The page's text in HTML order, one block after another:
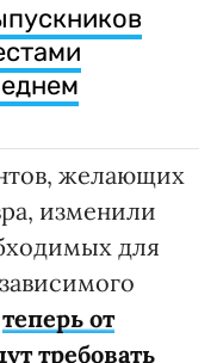
желающих
изменили
для
теперь от
требовать